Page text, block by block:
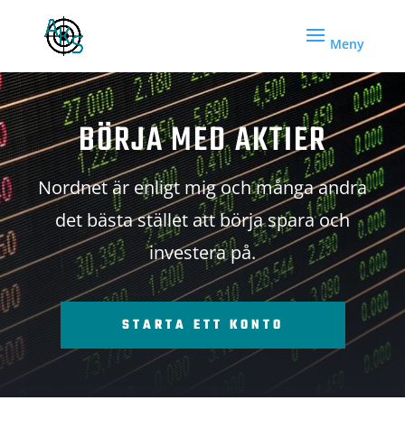
BÖRJA MED AKTIER
Nordnet är enligt mig och många andra
det bästa stället att börja spara och
investera på.
STARTA ETT KONTO